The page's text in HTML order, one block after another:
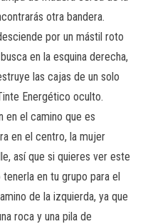
otra bandera.
por un mástil roto
en la esquina derecha,
las cajas de un solo
Energético oculto.
en el camino que es
en el centro, la mujer
así que si quieres ver este
en tu grupo para el
de la izquierda, ya que
roca y una pila de